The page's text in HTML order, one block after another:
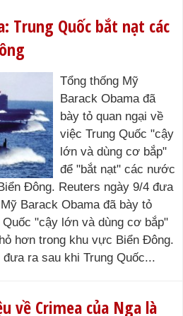
Trung Quốc bắt nạt các
Tổng thống Mỹ
Barack Obama đã
bày tỏ quan ngại về
việc Trung Quốc "cậy
lớn và dùng cơ bắp"
để "bắt nạt" các nước
Đông. Reuters ngày 9/4 đưa
Barack Obama đã bày tỏ
"cậy lớn và dùng cơ bắp"
hơn trong khu vực Biển Đông.
ra sau khi Trung Quốc...
về Crimea của Nga là